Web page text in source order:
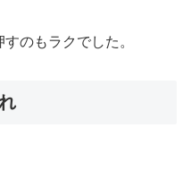
のもラクでした。